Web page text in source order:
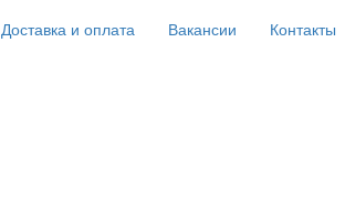
Доставка и оплата Вакансии Контакты